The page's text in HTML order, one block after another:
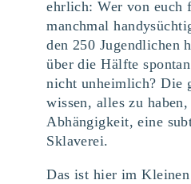
ehrlich: Wer von euch
manchmal
den 250 Jugendlichen
über die Hälfte
nicht unheimlich? Die
wissen, alles zu
Abhängigkeit, eine
Sklaverei.
Das ist hier im Kleinen